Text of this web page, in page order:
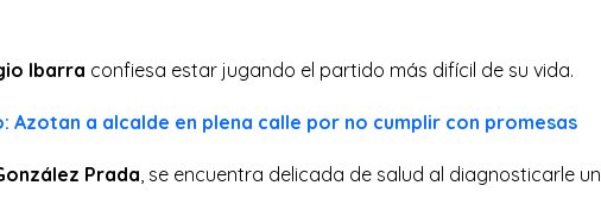
Ibarra confiesa estar jugando el partido más difícil de su vida.
Azotan a alcalde en plena calle por no cumplir con promesas
Prada , se encuentra delicada de salud al diagnosticarle un